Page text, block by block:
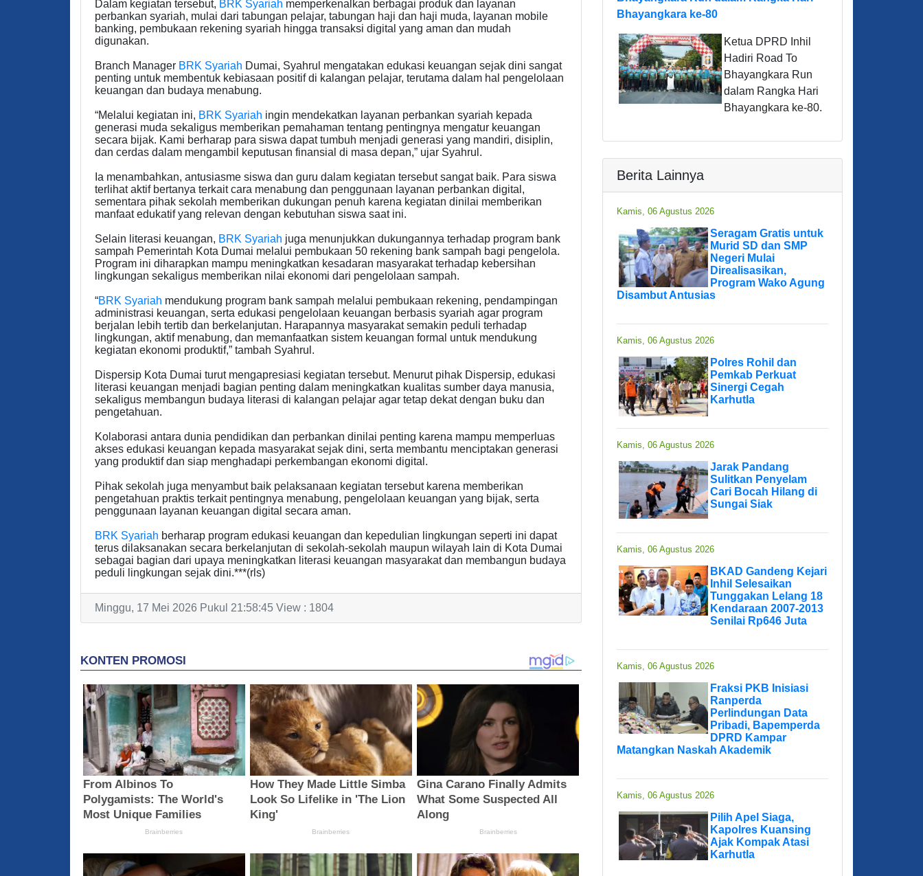
Dalam kegiatan tersebut, BRK Syariah memperkenalkan berbagai produk dan layanan
perbankan syariah, mulai dari tabungan pelajar, tabungan haji dan haji muda, layanan mobile
banking, pembukaan rekening syariah hingga transaksi digital yang aman dan mudah
digunakan.
Branch Manager BRK Syariah Dumai, Syahrul mengatakan edukasi keuangan sejak dini sangat
penting untuk membentuk kebiasaan positif di kalangan pelajar, terutama dalam hal pengelolaan
keuangan dan budaya menabung.
“Melalui kegiatan ini, BRK Syariah ingin mendekatkan layanan perbankan syariah kepada
generasi muda sekaligus memberikan pemahaman tentang pentingnya mengatur keuangan
secara bijak. Kami berharap para siswa dapat tumbuh menjadi generasi yang mandiri, disiplin,
dan cerdas dalam mengambil keputusan finansial di masa depan,” ujar Syahrul.
Ia menambahkan, antusiasme siswa dan guru dalam kegiatan tersebut sangat baik. Para siswa
terlihat aktif bertanya terkait cara menabung dan penggunaan layanan perbankan digital,
sementara pihak sekolah memberikan dukungan penuh karena kegiatan dinilai memberikan
manfaat edukatif yang relevan dengan kebutuhan siswa saat ini.
Selain literasi keuangan, BRK Syariah juga menunjukkan dukungannya terhadap program bank
sampah Pemerintah Kota Dumai melalui pembukaan 50 rekening bank sampah bagi pengelola.
Program ini diharapkan mampu meningkatkan kesadaran masyarakat terhadap kebersihan
lingkungan sekaligus memberikan nilai ekonomi dari pengelolaan sampah.
“BRK Syariah mendukung program bank sampah melalui pembukaan rekening, pendampingan
administrasi keuangan, serta edukasi pengelolaan keuangan berbasis syariah agar program
berjalan lebih tertib dan berkelanjutan. Harapannya masyarakat semakin peduli terhadap
lingkungan, aktif menabung, dan memanfaatkan sistem keuangan formal untuk mendukung
kegiatan ekonomi produktif,” tambah Syahrul.
Dispersip Kota Dumai turut mengapresiasi kegiatan tersebut. Menurut pihak Dispersip, edukasi
literasi keuangan menjadi bagian penting dalam meningkatkan kualitas sumber daya manusia,
sekaligus membangun budaya literasi di kalangan pelajar agar tetap dekat dengan buku dan
pengetahuan.
Kolaborasi antara dunia pendidikan dan perbankan dinilai penting karena mampu memperluas
akses edukasi keuangan kepada masyarakat sejak dini, serta membantu menciptakan generasi
yang produktif dan siap menghadapi perkembangan ekonomi digital.
Pihak sekolah juga menyambut baik pelaksanaan kegiatan tersebut karena memberikan
pengetahuan praktis terkait pentingnya menabung, pengelolaan keuangan yang bijak, serta
penggunaan layanan keuangan digital secara aman.
BRK Syariah berharap program edukasi keuangan dan kepedulian lingkungan seperti ini dapat
terus dilaksanakan secara berkelanjutan di sekolah-sekolah maupun wilayah lain di Kota Dumai
sebagai bagian dari upaya meningkatkan literasi keuangan masyarakat dan membangun budaya
peduli lingkungan sejak dini.***(rls)
Minggu, 17 Mei 2026 Pukul 21:58:45 View : 1804
Bhayangkara ke-80
Ketua DPRD Inhil
Hadiri Road To
Bhayangkara Run
dalam Rangka Hari
Bhayangkara ke-80.
Berita Lainnya
Kamis, 06 Agustus 2026
Seragam Gratis untuk
Murid SD dan SMP
Negeri Mulai
Direalisasikan,
Program Wako Agung
Disambut Antusias
Kamis, 06 Agustus 2026
Polres Rohil dan
Pemkab Perkuat
Sinergi Cegah
Karhutla
Kamis, 06 Agustus 2026
Jarak Pandang
Sulitkan Penyelam
Cari Bocah Hilang di
Sungai Siak
Kamis, 06 Agustus 2026
BKAD Gandeng Kejari
Inhil Selesaikan
Tunggakan Lelang 18
Kendaraan 2007-2013
Senilai Rp646 Juta
Kamis, 06 Agustus 2026
Fraksi PKB Inisiasi
Ranperda
Perlindungan Data
Pribadi, Bapemperda
DPRD Kampar
Matangkan Naskah Akademik
Kamis, 06 Agustus 2026
Pilih Apel Siaga,
Kapolres Kuansing
Ajak Kompak Atasi
Karhutla